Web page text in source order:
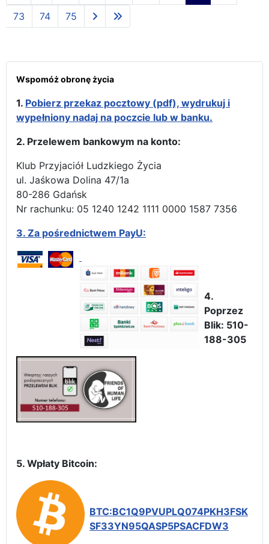
73
74 75
Wspomóż obronę życia
1. Pobierz przekaz pocztowy (pdf), wydrukuj i
wypełniony nadaj na poczcie lub w banku.
2. Przelewem bankowym na konto:
Klub Przyjaciół Ludzkiego Życia
ul. Jaśkowa Dolina 47/1a
80-286 Gdańsk
Nr rachunku: 05 1240 1242 1111 0000 1587 7356
3. Za pośrednictwem PayU:
4.
Poprzez
Blik: 510-
188-305
5. Wpłaty Bitcoin:
BTC:BC1Q9PVUPLQ074PKH3FSK
SF33YN95QASP5PSACFDW3